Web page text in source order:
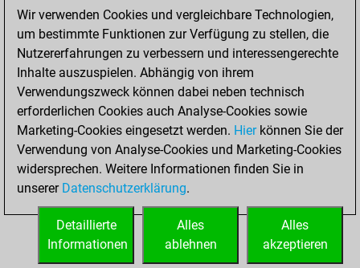
Matt auf vollem Brett
0
Bauer setzt Matt
0
Erstickte Matts
Unterverwandlungen
Türme auf der siebten
0
STARTSEITE
Wir verwenden Cookies und vergleichbare Technologien,
um bestimmte Funktionen zur Verfügung zu stellen, die
Nutzererfahrungen zu verbessern und interessengerechte
Inhalte auszuspielen. Abhängig von ihrem
Verwendungszweck können dabei neben technisch
erforderlichen Cookies auch Analyse-Cookies sowie
Marketing-Cookies eingesetzt werden. Hierkönnen Sie der
Verwendung von Analyse-Cookies und Marketing-Cookies
widersprechen. Weitere Informationen finden Sie in
unserer Datenschutzerklärung.
Alles
akzeptieren
Alles
ablehnen
Detaillierte
Informationen